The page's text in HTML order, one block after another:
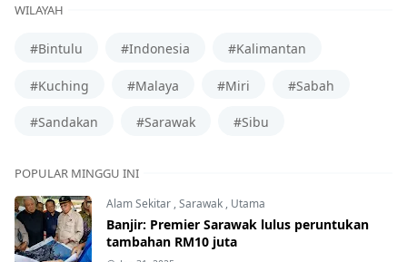
WILAYAH
#Bintulu #Indonesia #Kalimantan
#Kuching #Malaya #Miri #Sabah
#Sandakan #Sarawak #Sibu
POPULAR MINGGU INI
Alam Sekitar ,Sarawak , Utama
Banjir: Premier Sarawak lulus peruntukan
tambahan RM10 juta